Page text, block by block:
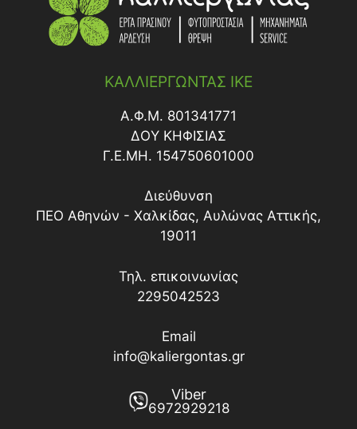
ΚΑΛΛΙΕΡΓΩΝΤΑΣ ΙΚΕ
Α.Φ.Μ. 801341771
ΔΟY ΚΗΦΙΣΙΑΣ
Γ.Ε.ΜΗ. 154750601000
Διεύθυνση
ΠΕΟ Αθηνών - Χαλκίδας, Αυλώνας Αττικής,
19011
Τηλ. επικοινωνίας
2295042523
Email
info@kaliergontas.gr
Viber
6972929218